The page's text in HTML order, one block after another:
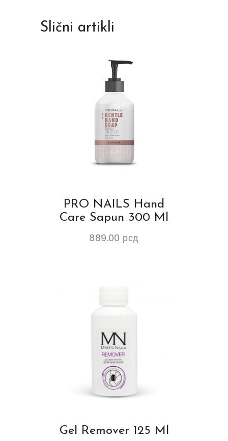
Slični artikli
PRO NAILS Hand
Care Sapun 300 Ml
889.00 рсд
Gel Remover 125 Ml